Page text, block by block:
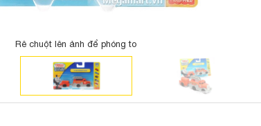
Rê chuột lên ảnh để phóng to